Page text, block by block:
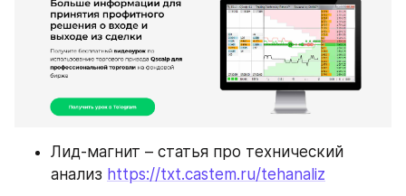
Лид-магнит – статья про технический
анализ https://txt.castem.ru/tehanaliz